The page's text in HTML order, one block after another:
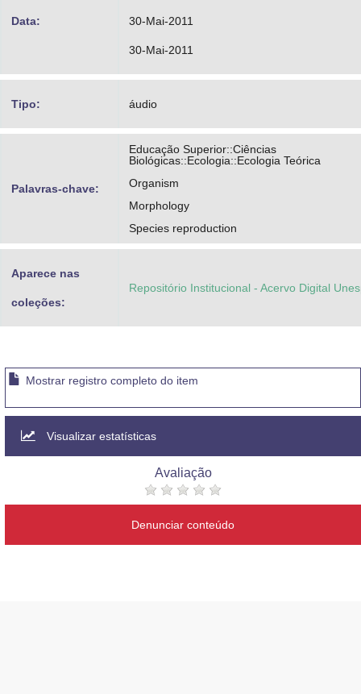
Data: 30-Mai-2011
30-Mai-2011
Tipo: áudio
Palavras-chave:
Educação Superior::Ciências
Biológicas::Ecologia::Ecologia Teórica
Organism
Morphology
Species reproduction
Aparece nas
coleções:
Repositório Institucional - Acervo Digital
Mostrar registro completo do item
Visualizar estatísticas
Avaliação
Denunciar conteúdo